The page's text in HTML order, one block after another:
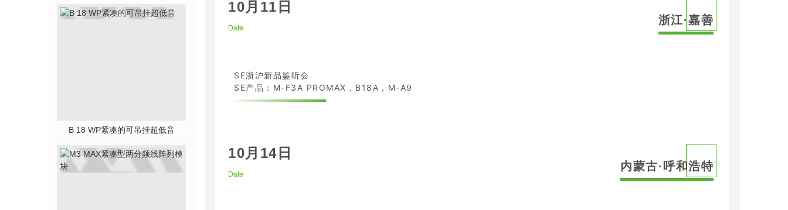
B 18 WP紧凑的可吊挂超低音
10月11日
Date
浙江·嘉善
SE浙沪新品鉴听会
SE产品：M-F3A PROMAX，B18A，M-A9
10月14日
Date
内蒙古·呼和浩特